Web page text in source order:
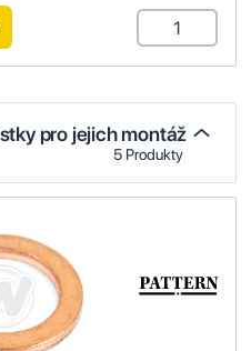
pro jejich montáž
5 Produkty